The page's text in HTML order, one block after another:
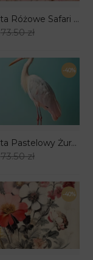
Fototapeta Różowe Safari Balonowe
73.50 zł
-40%
Fototapeta Pastelowy Żuraw Elegancji
73.50 zł
-40%